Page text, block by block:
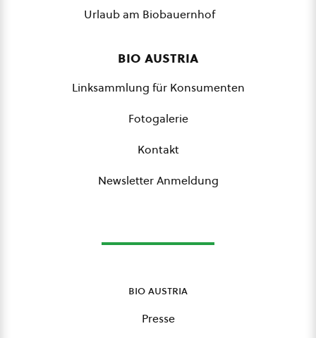
Urlaub am Biobauernhof
bio austria
Linksammlung für Konsumenten
Fotogalerie
Kontakt
Newsletter Anmeldung
bio austria
Presse